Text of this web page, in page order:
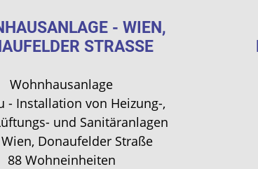
- WIEN,
STRASSE
Wohnhausanlage
- Installation von Heizung-,
und Sanitäranlagen
Wien, Donaufelder Straße
88 Wohneinheiten